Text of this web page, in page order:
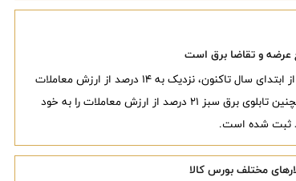
و تقاضا برق است
معاون توسعه بازار بورس انرژی ایران گفت: از ابتدای سال تاکنون، نزدیک به ۱۴ درصد از ارزش معاملات
برق در بورس انرژی به تابلوی برق عادی اختصاص یافته است. همچنین تابلوی برق سبز ۲۱ درصد از ارزش معاملات را به خود